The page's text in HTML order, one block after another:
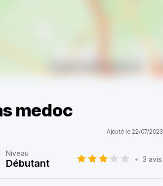
medoc
Ajouté le 22/07/2023
Niveau
Débutant • 3 avis